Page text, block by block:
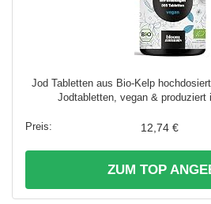
Jod Tabletten aus Bio-Kelp
Jodtabletten, vegan & produziert
12,74 €
ZUM TOP